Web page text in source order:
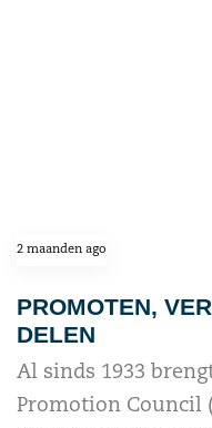
2 maanden ago
PROMOTEN,
DELEN
Al sinds 1933
Promotion Council